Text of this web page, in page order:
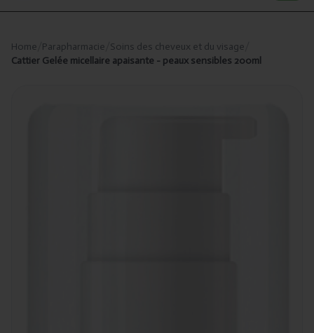
Home Parapharmacie Soins des cheveux et du visage
Cattier Gelée micellaire apaisante - peaux sensibles 200ml